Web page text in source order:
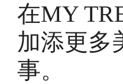
在MY
加添更多
事。